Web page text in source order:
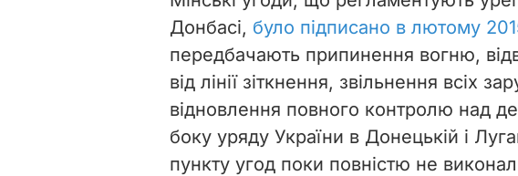
Донбасі, було підписано в лютому
передбачають припинення вогню,
від лінії зіткнення, звільнення всіх
відновлення повного контролю над
боку уряду України в Донецькій і
пункту угод поки повністю не